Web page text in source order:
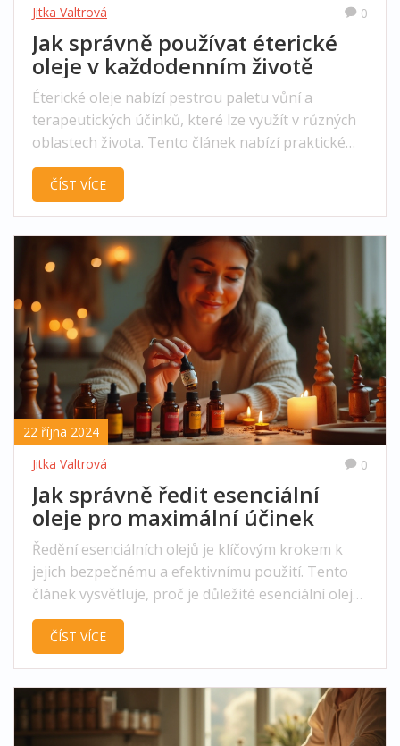
Jitka Valtrová 0
Jak správně používat éterické
oleje v každodenním životě
Éterické oleje nabízí pestrou paletu vůní a
terapeutických účinků, které lze využít v různých
oblastech života. Tento článek nabízí praktické
tipy, do čeho všeho můžete oleje nakapat a jak
tím obohatit svůj život. Ponoříme se do světa vůní
vylepšení atmosféry doma, pro péči o tělo či pro
zlepšení nálady. Dále se zaměříme na to, jak
správně kombinovat různé esenciální oleje a na
co si dát pozor při jejich používání.
ČÍST VÍCE
22 října 2024
Jitka Valtrová
0
Jak správně ředit esenciální
oleje pro maximální účinek
Ředění esenciálních olejů je klíčovým krokem k
jejich bezpečnému a efektivnímu použití. Tento
článek vysvětluje, proč je důležité esenciální oleje
ředit, a nabízí praktické tipy na správný poměr
ředění. Zjistíte, jaké oleje použít jako nosné a jak
či v aromaterapii. Vydejte se s námi na cestu,
která vás naučí, jak maximálně využít sílu
přírodních esencí.
ČÍST VÍCE